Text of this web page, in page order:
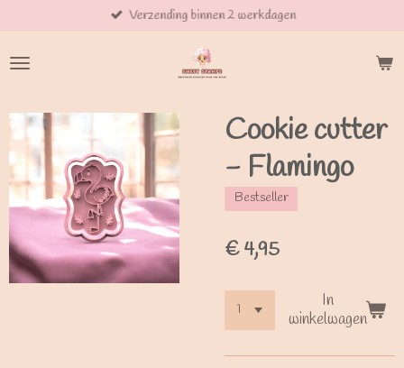
naar
de
Verzending binnen 2 werkdagen
Cookie cutter
- Flamingo
Bestseller
€ 4,95
In
winkelwagen